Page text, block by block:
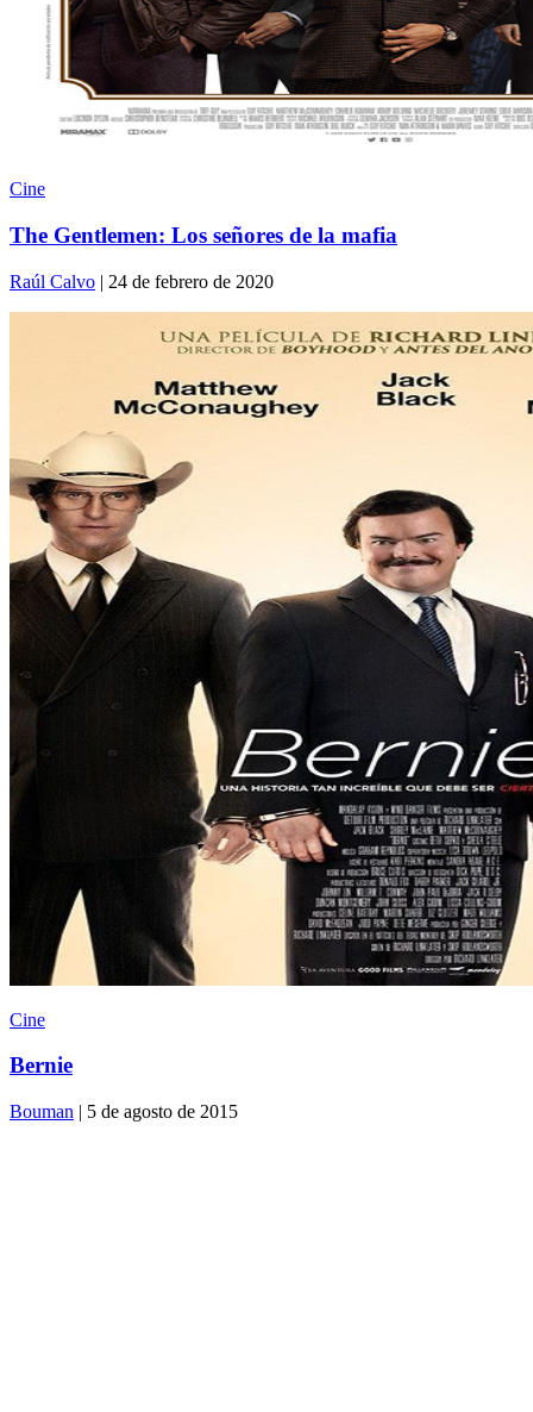
Cine
The Gentlemen: Los señores de la mafia
Raúl Calvo | 24 de febrero de 2020
Cine
Bernie
Bouman | 5 de agosto de 2015